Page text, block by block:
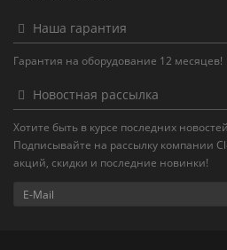
Наша гарантия
Гарантия на оборудование 12 месяцев!
Новостная рассылка
Хотите быть в курсе последних
Подписывайте на рассылку компании
акций, скидки и последние новинки!